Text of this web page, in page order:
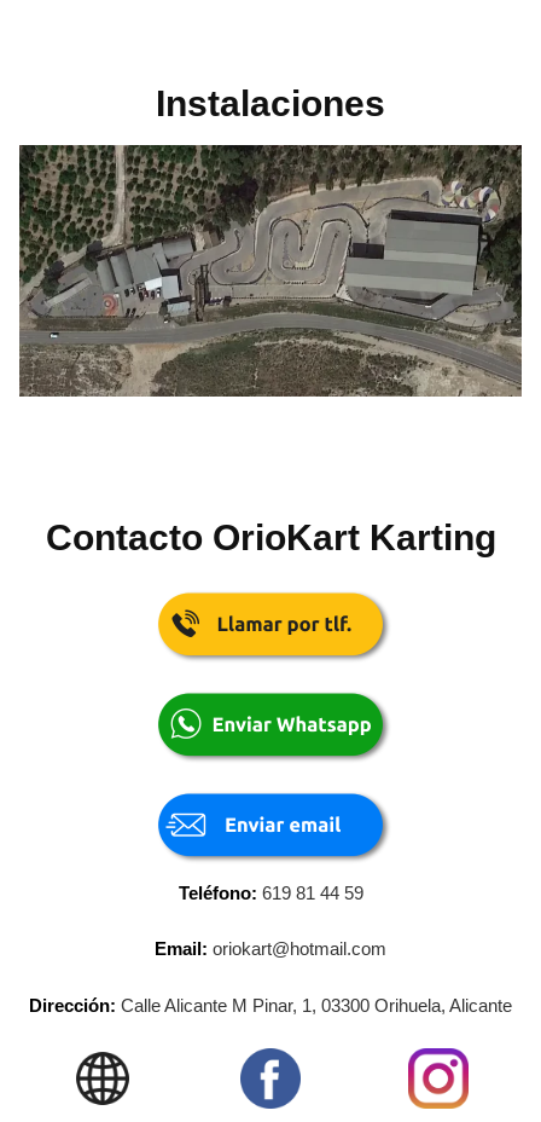
Instalaciones
Contacto OrioKart Karting
Teléfono: 619 81 44 59
Email: oriokart@hotmail.com
Dirección: Calle Alicante M Pinar, 1, 03300 Orihuela, Alicante